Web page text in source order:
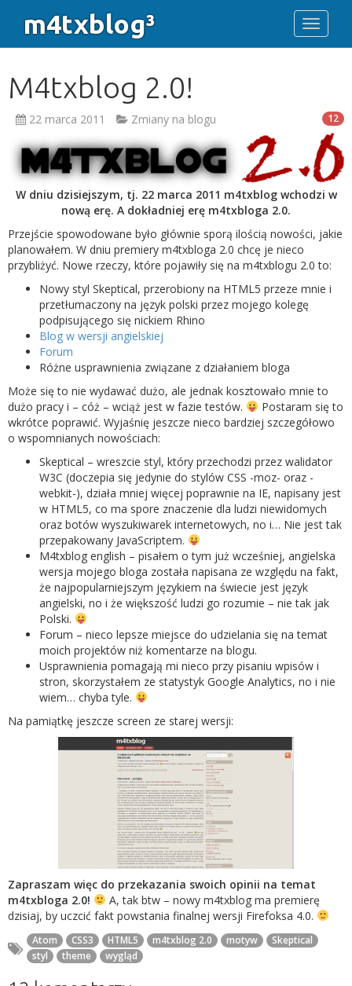
m4txblog³ Toggle
M4txblog 2.0!
22 marca 2011 Zmiany na blogu 12
W dniu dzisiejszym, tj. 22 marca 2011 m4txblog wchodzi w
nową erę. A dokładniej erę m4txbloga 2.0.
Przejście spowodowane było głównie sporą ilością nowości, jakie
planowałem. W dniu premiery m4txbloga 2.0 chcę je nieco
przybliżyć. Nowe rzeczy, które pojawiły się na m4txblogu 2.0 to:
Nowy styl Skeptical, przerobiony na HTML5 przeze mnie i
przetłumaczony na język polski przez mojego kolegę
podpisującego się nickiem Rhino
Blog w wersji angielskiej
Forum
Różne usprawnienia związane z działaniem bloga
Może się to nie wydawać dużo, ale jednak kosztowało mnie to
dużo pracy i – cóż – wciąż jest w fazie testów.
Postaram się to
wkrótce poprawić. Wyjaśnię jeszcze nieco bardziej szczegółowo
o wspomnianych nowościach:
Skeptical – wreszcie styl, który przechodzi przez walidator
W3C (doczepia się jedynie do stylów CSS -moz- oraz -
webkit-), działa mniej więcej poprawnie na IE, napisany jest
w HTML5, co ma spore znaczenie dla ludzi niewidomych
oraz botów wyszukiwarek internetowych, no i… Nie jest tak
przepakowany JavaScriptem.
M4txblog english – pisałem o tym już wcześniej, angielska
wersja mojego bloga została napisana ze względu na fakt,
że najpopularniejszym językiem na świecie jest język
angielski, no i że większość ludzi go rozumie – nie tak jak
Polski.
Forum – nieco lepsze miejsce do udzielania się na temat
moich projektów niż komentarze na blogu.
Usprawnienia pomagają mi nieco przy pisaniu wpisów i
stron, skorzystałem ze statystyk Google Analytics, no i nie
wiem… chyba tyle.
Na pamiątkę jeszcze screen ze starej wersji:
Zapraszam więc do przekazania swoich opinii na temat
m4txbloga 2.0!
A, tak btw – nowy m4txblog ma premierę
dzisiaj, by uczcić fakt powstania finalnej wersji Firefoksa 4.0.
Atom CSS3 HTML5 m4txblog 2.0 motyw
Skeptical
styl
theme wygląd